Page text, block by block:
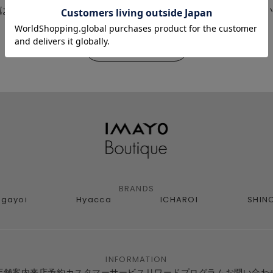
、会員限定イベントやメールマガジンなどの最新情報を
BRANDS
Hyacca ICHAROI
INFORMATION